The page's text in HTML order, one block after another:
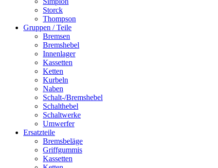
Storck
Thompson
Gruppen / Teile
Bremsen
Bremshebel
Innenlager
Kassetten
Ketten
Kurbeln
Naben
Schalt-/Bremshebel
Schalthebel
Schaltwerke
Umwerfer
Ersatzteile
Bremsbeläge
Griffgummis
Kassetten